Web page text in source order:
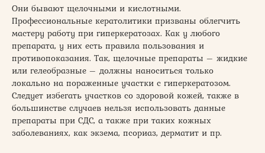
Они бывают щелочными и кислотными.
Профессиональные кератолитики призваны облегчить
мастеру работу при гиперкератозах. Как у любого
препарата, у них есть правила пользования и
противопоказания. Так, щелочные препараты – жидкие
или гелеобразные – должны наноситься только
локально на пораженные участки с гиперкератозом.
Следует избегать участков со здоровой кожей, также в
большинстве случаев нельзя использовать данные
препараты при СДС, а также при таких кожных
заболеваниях, как экзема, псориаз, дерматит и пр.